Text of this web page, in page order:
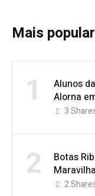
Mais
1
Alunos
Alorna
3
2
Botas
2